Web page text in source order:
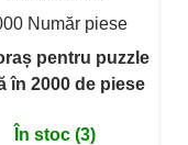
Număr piese
pentru puzzle
în 2000 de piese
În stoc (3)